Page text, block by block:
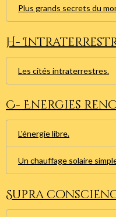
Plus grands secrets du
H-
Les cités intraterrestres.
C- Energies
L'énergie libre.
Un chauffage solaire
Supra